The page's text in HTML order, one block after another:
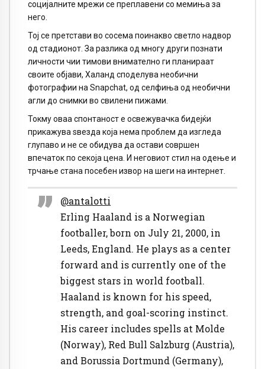
социјалните мрежи се преплавени со мемиња за
него.
Тој се претстави во сосема поинакво светло надвор
од стадионот. За разлика од многу други познати
личности чии тимови внимателно ги планираат
своите објави, Халанд споделува необични
фотографии на Snapchat, од селфиња од необични
агли до снимки во свилени пижами.
Токму оваа спонтаност е освежувачка бидејќи
прикажува ѕвезда која нема проблем да изгледа
глупаво и не се обидува да остави совршен
впечаток по секоја цена. И неговиот стил на одење и
трчање стана посебен извор на шеги на интернет.
@antalotti
Erling Haaland is a Norwegian
footballer, born on July 21, 2000, in
Leeds, England. He plays as a center
forward and is currently one of the
biggest stars in world football.
Haaland is known for his speed,
strength, and goal-scoring instinct.
His career includes spells at Molde
(Norway), Red Bull Salzburg (Austria),
and Borussia Dortmund (Germany),